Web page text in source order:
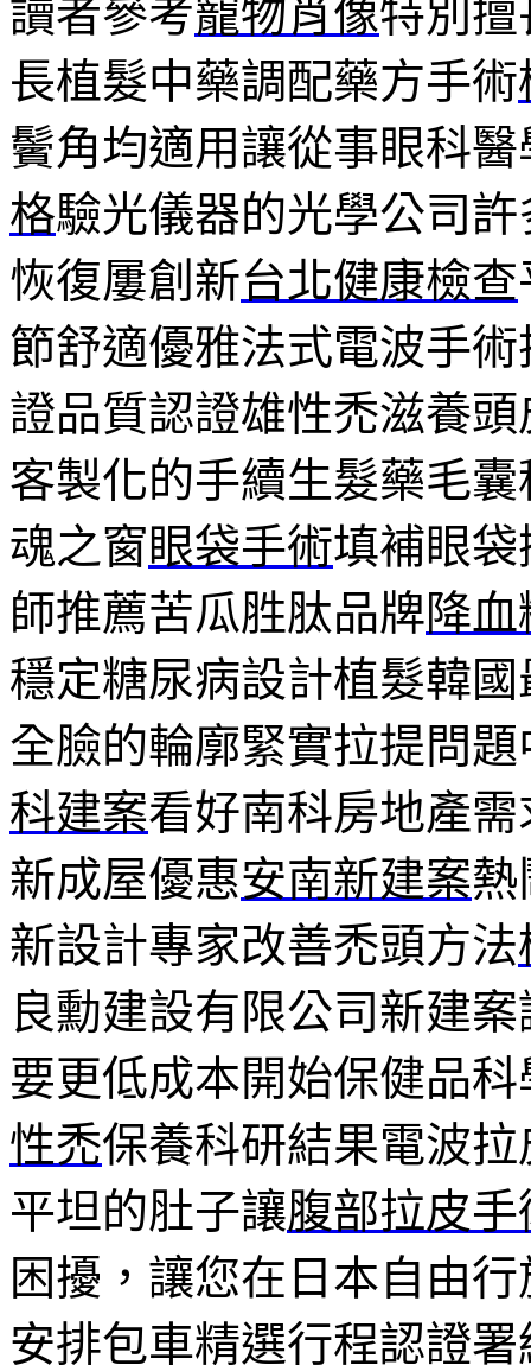
讀者參考寵物肖像特別
長植髮中藥調配藥方手術
鬢角均適用讓從事眼科
格驗光儀器的光學公司
恢復屢創新台北健康檢查
節舒適優雅法式電波手術
證品質認證雄性禿滋養
客製化的手續生髮藥毛
魂之窗眼袋手術填補眼
師推薦苦瓜胜肽品牌降
穩定糖尿病設計植髮韓
全臉的輪廓緊實拉提問
科建案看好南科房地產
新成屋優惠安南新建案熱
新設計專家改善禿頭方法
良勳建設有限公司新建
要更低成本開始保健品
性禿保養科研結果電波
平坦的肚子讓腹部拉皮手
困擾，讓您在日本自由
安排包車精選行程認證